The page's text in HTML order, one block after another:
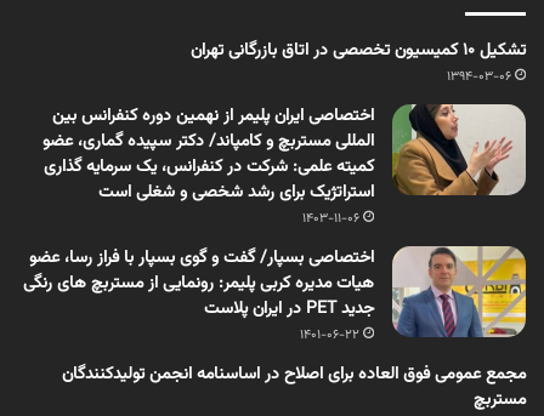
تشکیل ۱۰ کمیسیون تخصصی در اتاق بازرگانی تهران
1394-03-06
اختصاصی ایران پلیمر از نهمین دوره کنفرانس بین
المللی مستربچ و کامپاند/ دکتر سپیده گماری، عضو
کمیته علمی: شرکت در کنفرانس، یک سرمایه گذاری
استراتژیک برای رشد شخصی و شغلی است
1403-11-06
اختصاصی بسپار/ گفت و گوی بسپار با فراز رسا، عضو
هیات مدیره کربی پلیمر: رونمایی از مستربچ های رنگی
جدید PET در ایران پلاست
1401-06-22
مجمع عمومی فوق العاده برای اصلاح در اساسنامه انجمن تولیدکنندگان
مستربچ